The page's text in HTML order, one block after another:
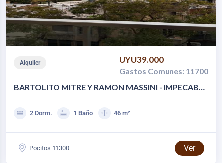
Alquiler UYU39.000
Gastos Comunes: 11700
BARTOLITO MITRE Y RAMON MASSINI - IMPECABLE
2 Dorm. 1 Baño 46 m²
Pocitos 11300 Ver